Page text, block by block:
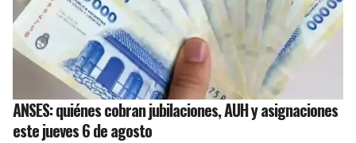
ANSES: quiénes cobran jubilaciones, AUH y asignaciones
este jueves 6 de agosto